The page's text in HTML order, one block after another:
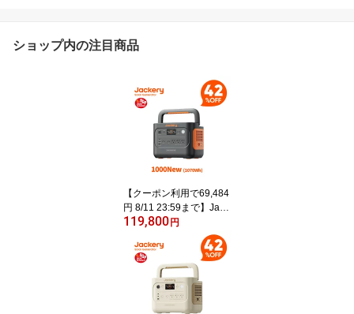
ショップ内の注目商品
【クーポン利用で69,484
円 8/11 23:59まで】Jack
ery ポータブル電源 1000
New 1070Wh リン酸鉄
十年長寿命 定格1500W
最速1時間満充電 バッテ
リー コンパクト 防災 家
庭用 アウトドア用 車中
泊 UPS機能 アプリ遠隔
119,800円